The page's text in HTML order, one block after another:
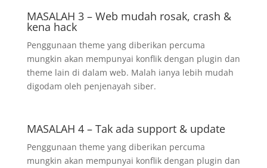
MASALAH 3 – Web mudah rosak, crash &
kena hack
Penggunaan theme yang diberikan percuma
mungkin akan mempunyai konflik dengan plugin dan
theme lain di dalam web. Malah ianya lebih mudah
digodam oleh penjenayah siber.
MASALAH 4 – Tak ada support & update
Penggunaan theme yang diberikan percuma
mungkin akan mempunyai konflik dengan plugin dan